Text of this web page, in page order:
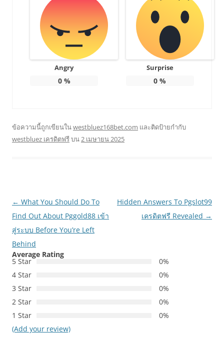
Angry
0%
Surprise
0 %
ข้อความนี้ถูกเขียนในwestbluez168bet.com และติดป้ายกำกับ
westbluez เครดิตฟรีบน2 เมษายน 2025
เมนู
นำทาง
เรื่อง
← What You Should Do To
Find Out About Pggold88 เข้า
สู่ระบบ Before You’re Left
Behind
Hidden Answers To Pgslot99
เครดิตฟรี Revealed →
Average Rating
5 Star
0%
4 Star
0%
3 Star
0%
2 Star
0%
1 Star
0%
(Add your review)